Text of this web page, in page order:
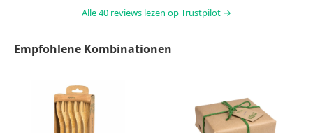
Alle 40 reviews lezen op Trustpilot →
Empfohlene Kombinationen